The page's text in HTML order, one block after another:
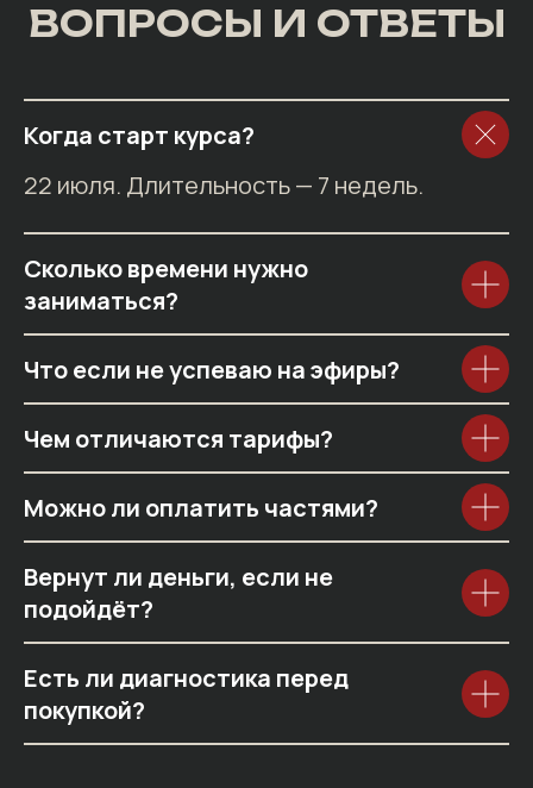
ВОПРОСЫ И ОТВЕТЫ
Когда старт курса?
22 июля. Длительность — 7 недель.
Сколько времени нужно
заниматься?
Что если не успеваю на эфиры?
Чем отличаются тарифы?
Можно ли оплатить частями?
Вернут ли деньги, если не
подойдёт?
Есть ли диагностика перед
покупкой?